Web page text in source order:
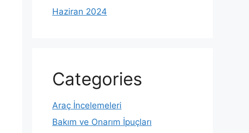
Haziran 2024
Categories
Araç İncelemeleri
Bakım ve Onarım İpuçları